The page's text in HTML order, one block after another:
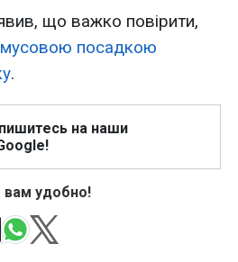
що важко повірити,
посадкою
.
на наши
вам удобно!